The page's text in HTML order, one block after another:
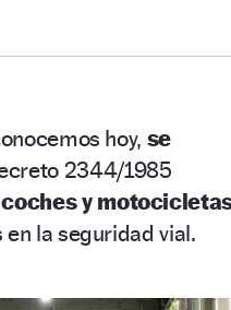
hoy, se
2344/1985
y
la seguridad vial.